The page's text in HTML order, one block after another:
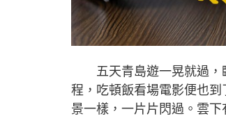
五天青島遊一晃就過，
程，吃頓飯看場電影便也
景一樣，一片片閃過。雲